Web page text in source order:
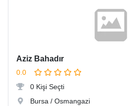
Aziz Bahadır
0.0
0 Kişi Seçti
Bursa / Osmangazi